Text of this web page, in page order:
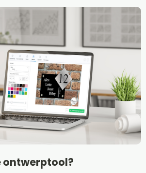
ontwerptool?